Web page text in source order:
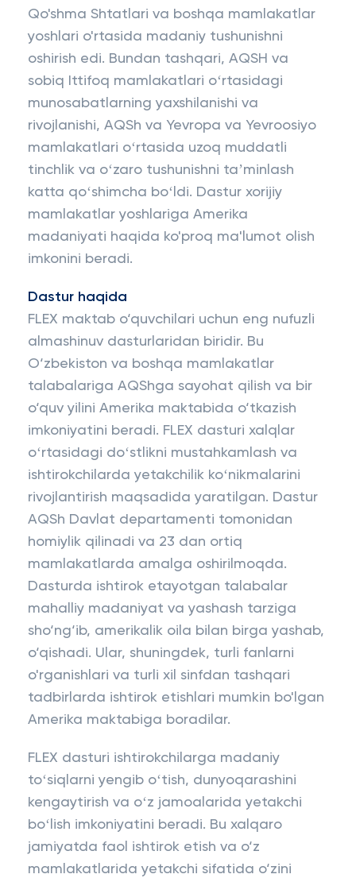
Qo'shma Shtatlari va boshqa mamlakatlar
yoshlari o'rtasida madaniy tushunishni
oshirish edi. Bundan tashqari, AQSH va
sobiq Ittifoq mamlakatlari oʻrtasidagi
munosabatlarning yaxshilanishi va
rivojlanishi, AQSh va Yevropa va Yevroosiyo
mamlakatlari oʻrtasida uzoq muddatli
tinchlik va oʻzaro tushunishni taʼminlash
katta qoʻshimcha boʻldi. Dastur xorijiy
mamlakatlar yoshlariga Amerika
madaniyati haqida ko'proq ma'lumot olish
imkonini beradi.
Dastur haqida
FLEX maktab o‘quvchilari uchun eng nufuzli
almashinuv dasturlaridan biridir. Bu
O‘zbekiston va boshqa mamlakatlar
talabalariga AQShga sayohat qilish va bir
o‘quv yilini Amerika maktabida o‘tkazish
imkoniyatini beradi. FLEX dasturi xalqlar
oʻrtasidagi doʻstlikni mustahkamlash va
ishtirokchilarda yetakchilik koʻnikmalarini
rivojlantirish maqsadida yaratilgan. Dastur
AQSh Davlat departamenti tomonidan
homiylik qilinadi va 23 dan ortiq
mamlakatlarda amalga oshirilmoqda.
Dasturda ishtirok etayotgan talabalar
mahalliy madaniyat va yashash tarziga
sho‘ng‘ib, amerikalik oila bilan birga yashab,
o‘qishadi. Ular, shuningdek, turli fanlarni
o'rganishlari va turli xil sinfdan tashqari
tadbirlarda ishtirok etishlari mumkin bo'lgan
Amerika maktabiga boradilar.
FLEX dasturi ishtirokchilarga madaniy
toʻsiqlarni yengib oʻtish, dunyoqarashini
kengaytirish va oʻz jamoalarida yetakchi
boʻlish imkoniyatini beradi. Bu xalqaro
jamiyatda faol ishtirok etish va o‘z
mamlakatlarida yetakchi sifatida o‘zini